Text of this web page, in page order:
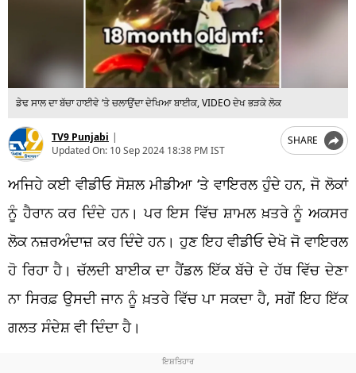
ਡੇਢ ਸਾਲ ਦਾ ਬੱਚਾ ਹਾਈਵੇ ‘ਤੇ ਚਲਾਉਂਦਾ ਦੇਖਿਆ ਬਾਈਕ, VIDEO ਦੇਖ ਭੜਕੇ ਲੋਕ
TV9 Punjabi |
Updated On: 10 Sep 2024 18:38 PM IST
SHARE
ਅਜਿਹੇ ਕਈ ਵੀਡੀਓ ਸੋਸ਼ਲ ਮੀਡੀਆ ‘ਤੇ ਵਾਇਰਲ ਹੁੰਦੇ ਹਨ, ਜੋ ਲੋਕਾਂ
ਨੂੰ ਹੈਰਾਨ ਕਰ ਦਿੰਦੇ ਹਨ। ਪਰ ਇਸ ਵਿੱਚ ਸ਼ਾਮਲ ਖ਼ਤਰੇ ਨੂੰ ਅਕਸਰ
ਲੋਕ ਨਜ਼ਰਅੰਦਾਜ਼ ਕਰ ਦਿੰਦੇ ਹਨ। ਹੁਣ ਇਹ ਵੀਡੀਓ ਦੇਖੋ ਜੋ ਵਾਇਰਲ
ਹੋ ਰਿਹਾ ਹੈ। ਚੱਲਦੀ ਬਾਈਕ ਦਾ ਹੈਂਡਲ ਇੱਕ ਬੱਚੇ ਦੇ ਹੱਥ ਵਿੱਚ ਦੇਣਾ
ਨਾ ਸਿਰਫ਼ ਉਸਦੀ ਜਾਨ ਨੂੰ ਖ਼ਤਰੇ ਵਿੱਚ ਪਾ ਸਕਦਾ ਹੈ, ਸਗੋਂ ਇਹ ਇੱਕ
ਗਲਤ ਸੰਦੇਸ਼ ਵੀ ਦਿੰਦਾ ਹੈ।